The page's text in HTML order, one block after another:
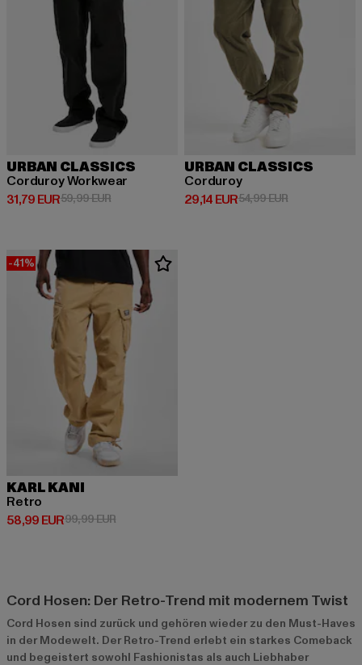
URBAN CLASSICS
Corduroy Workwear
31,79 EUR
Derzeitiger Preis: 31,79 EUR
59,99 EURAktionspreis: 59,99 EUR
URBAN CLASSICS
Corduroy
29,14 EUR
Derzeitiger Preis: 29,14 EUR
54,99 EURAktionspreis:
-41%
KARL KANI
Retro
58,99 EUR
Derzeitiger Preis: 58,99 EUR
99,99 EURAktionspreis: 99,99 EUR
Cord Hosen: Der Retro-Trend mit modernem Twist
Cord Hosen sind zurück und gehören wieder zu den Must-Haves
in der Modewelt. Der Retro-Trend erlebt ein starkes Comeback
und begeistert sowohl Fashionistas als auch Liebhaber